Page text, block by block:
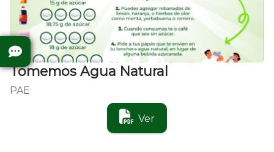
Tomemos Agua Natural
PAE
Ver